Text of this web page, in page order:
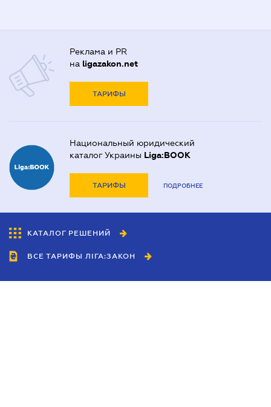
Реклама и PR
на ligazakon.net
ТАРИФЫ
Национальный юридический
каталог Украины Liga:BOOK
ТАРИФЫ ПОДРОБНЕЕ
КАТАЛОГ РЕШЕНИЙ
ВСЕ ТАРИФЫ ЛІГА:ЗАКОН